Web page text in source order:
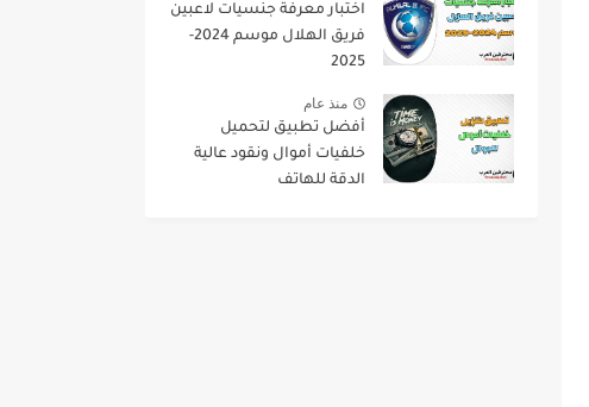
اختبار معرفة جنسيات لاعبين
فريق الهلال موسم 2024-
2025
منذ عام
أفضل تطبيق لتحميل
خلفيات أموال ونقود عالية
الدقة للهاتف